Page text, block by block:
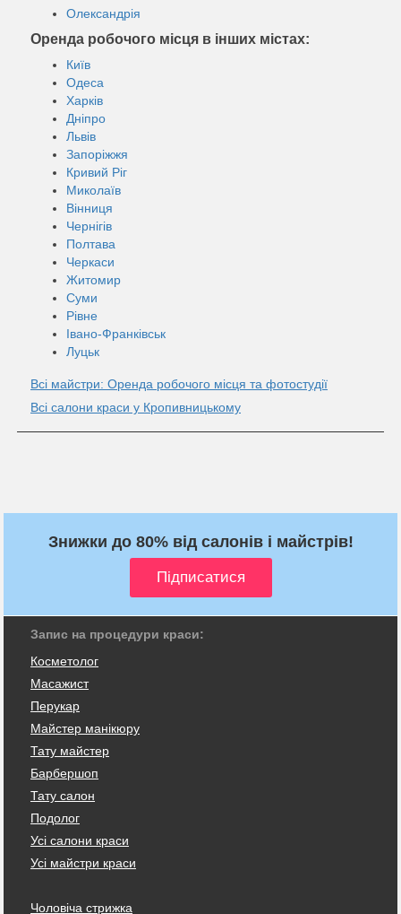
Олександрія
Оренда робочого місця в інших містах:
Київ
Одеса
Харків
Дніпро
Львів
Запоріжжя
Кривий Ріг
Миколаїв
Вінниця
Чернігів
Полтава
Черкаси
Житомир
Суми
Рівне
Івано-Франківськ
Луцьк
Всі майстри: Оренда робочого місця та фотостудії
Всі салони краси у Кропивницькому
Знижки до 80% від салонів і майстрів!
Запис на процедури краси:
Косметолог
Масажист
Перукар
Майстер манікюру
Тату майстер
Барбершоп
Тату салон
Подолог
Усі салони краси
Усі майстри краси
Чоловіча стрижка